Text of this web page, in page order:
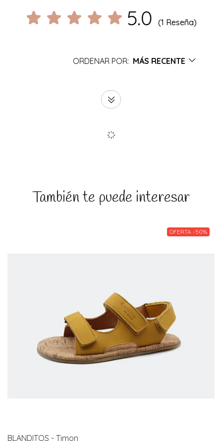
5.0 (1 Reseña)
ORDENAR POR: MÁS RECENTE
También te puede interesar
OFERTA -50%
BLANDITOS - Timon